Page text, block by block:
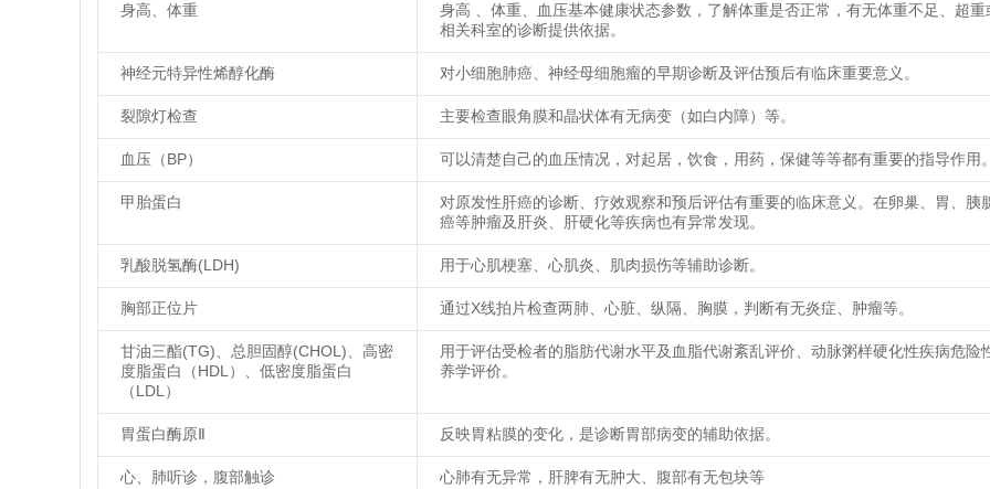
身高、体重
身高 、体重、血压基本健康状态参数，了解体重是否正常，有无体重不足、超重
相关科室的诊断提供依据。
神经元特异性烯醇化酶 对小细胞肺癌、神经母细胞瘤的早期诊断及评估预后有临床重要意义。
裂隙灯检查 主要检查眼角膜和晶状体有无病变（如白内障）等。
血压（BP） 可以清楚自己的血压情况，对起居，饮食，用药，保健等等都有重要的指导作用。
甲胎蛋白
对原发性肝癌的诊断、疗效观察和预后评估有重要的临床意义。在卵巢、胃、胰
癌等肿瘤及肝炎、肝硬化等疾病也有异常发现。
乳酸脱氢酶(LDH) 用于心肌梗塞、心肌炎、肌肉损伤等辅助诊断。
胸部正位片 通过X线拍片检查两肺、心脏、纵隔、胸膜，判断有无炎症、肿瘤等。
甘油三酯(TG)、总胆固醇(CHOL)、高密
度脂蛋白（HDL）、低密度脂蛋白
（LDL）
用于评估受检者的脂肪代谢水平及血脂代谢紊乱评价、动脉粥样硬化性疾病危险
养学评价。
胃蛋白酶原Ⅱ 反映胃粘膜的变化，是诊断胃部病变的辅助依据。
心、肺听诊，腹部触诊 心肺有无异常，肝脾有无肿大、腹部有无包块等